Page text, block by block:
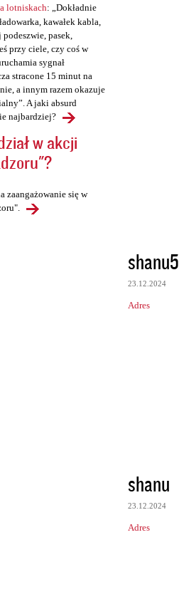
lotniskach: „Dokładnie
kawałek kabla,
pasek,
przy ciele, czy coś w
sygnał
stracone 15 minut na
a innym razem okazuje
A jaki absurd
najbardziej?
w akcji
zaangażowanie się w
shanu5
23.12.2024
Adres
shanu
23.12.2024
Adres